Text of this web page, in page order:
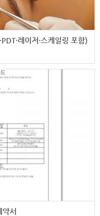
레이저·스케일링 포함)
서